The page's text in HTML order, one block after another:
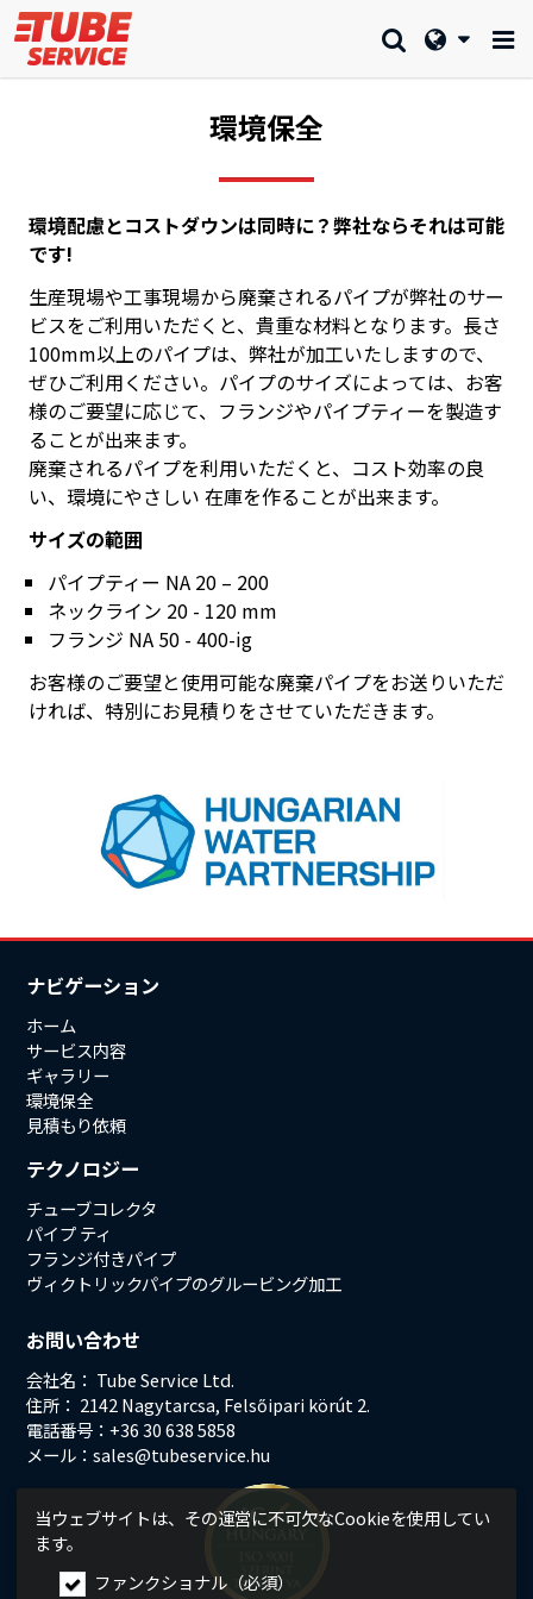
環境保全
環境配慮とコストダウンは同時に？弊社ならそれは可能
です!
生産現場や工事現場から廃棄されるパイプが弊社のサー
ビスをご利用いただくと、貴重な材料となります。長さ
100mm以上のパイプは、弊社が加工いたしますので、
ぜひご利用ください。パイプのサイズによっては、お客
様のご要望に応じて、フランジやパイプティーを製造す
ることが出来ます。
廃棄されるパイプを利用いただくと、コスト効率の良
い、環境にやさしい 在庫を作ることが出来ます。
サイズの範囲
パイプティー NA 20 – 200
ネックライン 20 - 120 mm
フランジ NA 50 - 400-ig
お客様のご要望と使用可能な廃棄パイプをお送りいただ
ければ、特別にお見積りをさせていただきます。
ナビゲーション
ホーム
サービス内容
ギャラリー
環境保全
見積もり依頼
テクノロジー
チューブコレクタ
パイプ ティ
フランジ付きパイプ
ヴィクトリックパイプのグルービング加工
お問い合わせ
会社名： Tube Service Ltd.
住所： 2142 Nagytarcsa, Felsőipari körút 2.
電話番号：+36 30 638 5858
メール： sales@tubeservice.hu
当ウェブサイトは、その運営に不可欠なCookieを使用してい
ます。
ファンクショナル（必須）